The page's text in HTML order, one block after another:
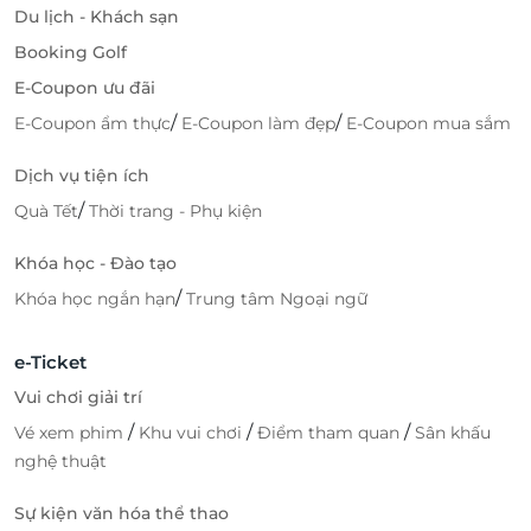
Du lịch - Khách sạn
Booking Golf
E-Coupon ưu đãi
E-Coupon ẩm thực/ E-Coupon làm đẹp/ E-Coupon mua sắm
Dịch vụ tiện ích
Quà Tết/Thời trang - Phụ kiện
Khóa học - Đào tạo
Khóa học ngắn hạn/Trung tâm Ngoại ngữ
e-Ticket
Vui chơi giải trí
Vé xem phim / Khu vui chơi /Điểm tham quan /Sân khấu
nghệ thuật
Sự kiện văn hóa thể thao